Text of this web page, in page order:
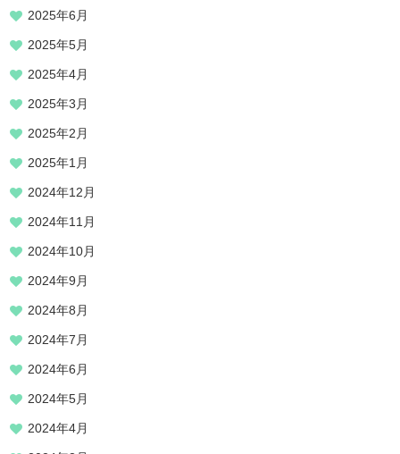
2025年6月
2025年5月
2025年4月
2025年3月
2025年2月
2025年1月
2024年12月
2024年11月
2024年10月
2024年9月
2024年8月
2024年7月
2024年6月
2024年5月
2024年4月